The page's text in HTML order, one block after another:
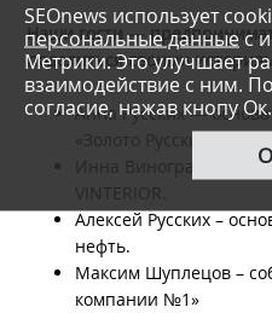
Наши гости —
поделиться своими
Анна Русских —
«Золото Русских».
Инна Виноградова -
VINTERIOR.
Алексей Русских –
нефть.
Максим Шуплецов –
компании №1»
SEOnews использует
персональные данныес
Метрики. Это улучшает
взаимодействие с ним.
согласие, нажав кнопу Ок.